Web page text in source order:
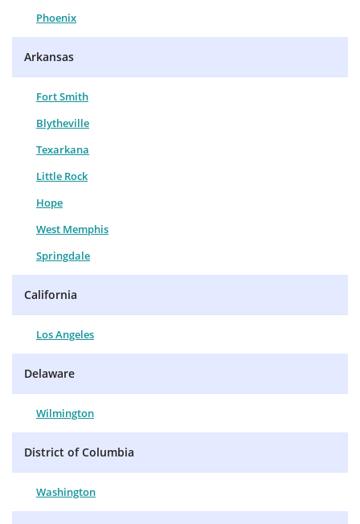
Phoenix
Arkansas
Fort Smith
Blytheville
Texarkana
Little Rock
Hope
West Memphis
Springdale
California
Los Angeles
Delaware
Wilmington
District of Columbia
Washington